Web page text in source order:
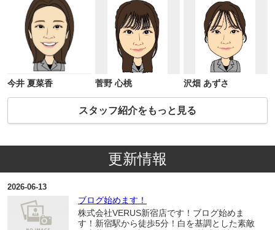
今井 夏菜香 菅野 心桃 沢畑 あずさ
スタッフ紹介をもっと見る
更新情報
2026-06-13
ブログ始めます！
株式会社VERUS新宿店です！ブログ始めま
す！新宿駅から徒歩5分！白を基調とした素敵